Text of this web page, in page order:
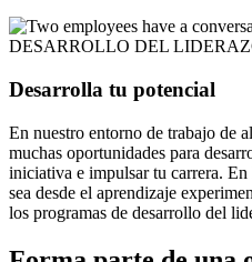
DESARROLLO DEL
Desarrolla tu potencial
En nuestro entorno de trabajo de
muchas oportunidades para
iniciativa e impulsar tu carrera. En
sea desde el aprendizaje
los programas de desarrollo del